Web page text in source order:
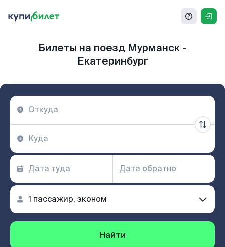
Билеты на поезд Мурманск -
Екатеринбург
Найти